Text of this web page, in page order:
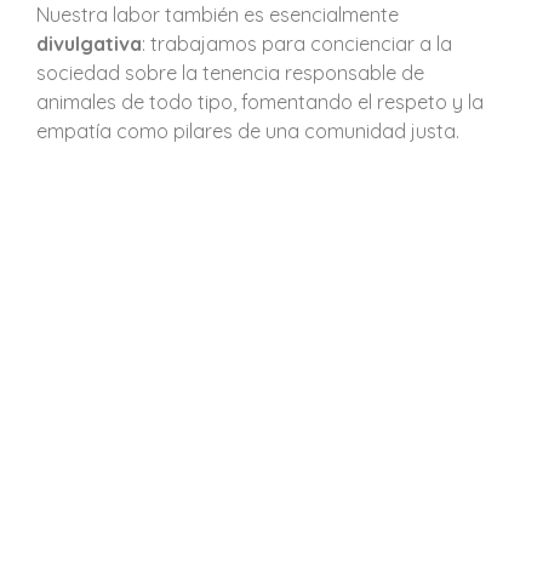
Nuestra labor también es esencialmente
divulgativa: trabajamos para concienciar a la
sociedad sobre la tenencia responsable de
animales de todo tipo, fomentando el respeto y la
empatía como pilares de una comunidad justa.